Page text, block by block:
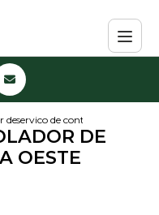
acesso para condominio
servico de controlador de
DE
OESTE